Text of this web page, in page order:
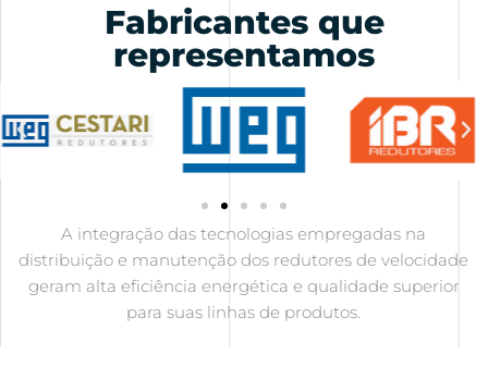
Fabricantes que
representamos
A integração das tecnologias empregadas na
distribuição e manutenção dos redutores de velocidade
geram alta eficiência energética e qualidade superior
para suas linhas de produtos.